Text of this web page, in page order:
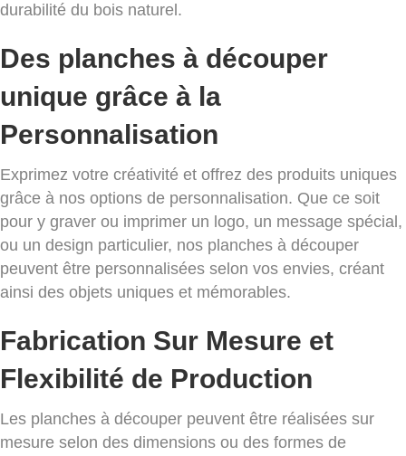
durabilité du bois naturel.
Des planches à découper
unique grâce à la
Personnalisation
Exprimez votre créativité et offrez des produits uniques
grâce à nos options de personnalisation. Que ce soit
pour y graver ou imprimer un logo, un message spécial,
ou un design particulier, nos planches à découper
peuvent être personnalisées selon vos envies, créant
ainsi des objets uniques et mémorables.
Fabrication Sur Mesure et
Flexibilité de Production
Les planches à découper peuvent être réalisées sur
mesure selon des dimensions ou des formes de